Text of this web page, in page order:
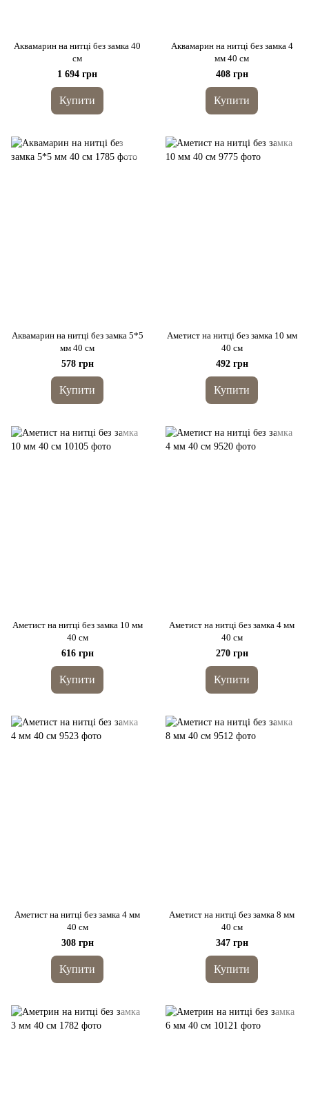
Аквамарин на нитці без замка 40
см
1 694 грн
Купити
Аквамарин на нитці без замка 4
мм 40 см
408 грн
Купити
Аквамарин на нитці без замка 5*5
мм 40 см
578 грн
Купити
Аметист на нитці без замка 10 мм
40 см
492 грн
Купити
Аметист на нитці без замка 10 мм
40 см
616 грн
Купити
Аметист на нитці без замка 4 мм
40 см
270 грн
Купити
Аметист на нитці без замка 4 мм
40 см
308 грн
Купити
Аметист на нитці без замка 8 мм
40 см
347 грн
Купити